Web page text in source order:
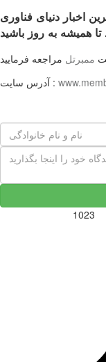
اخبار دنیای فناوری
ممبرتل
آدرس سایت :
1023